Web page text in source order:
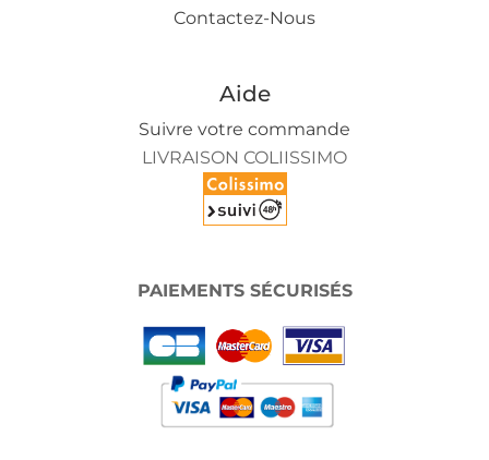
Contactez-Nous
Aide
Suivre votre commande
LIVRAISON COLIISSIMO
PAIEMENTS SÉCURISÉS